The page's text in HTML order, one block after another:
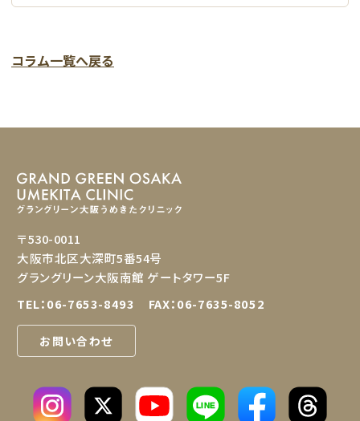
コラム一覧へ戻る
〒530-0011
大阪市北区大深町5番54号
グラングリーン大阪南館 ゲートタワー5F
TEL：06-7653-8493 FAX：06-7635-8052
お問い合わせ
LINE